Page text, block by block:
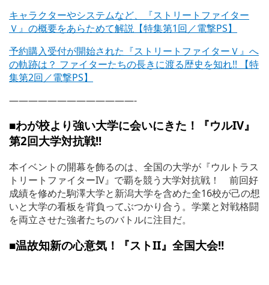
キャラクターやシステムなど、『ストリートファイター
Ｖ』の概要をあらためて解説【特集第1回／電撃PS】
予約購入受付が開始された『ストリートファイターＶ』へ
の軌跡は？ ファイターたちの長きに渡る歴史を知れ!! 【特
集第2回／電撃PS】
—————————————-
■わが校より強い大学に会いにきた！『ウルIV』
第2回大学対抗戦!!
本イベントの開幕を飾るのは、全国の大学が『ウルトラス
トリートファイターIV』で覇を競う大学対抗戦！ 前回好
成績を修めた駒澤大学と新潟大学を含めた全16校が己の想
いと大学の看板を背負ってぶつかり合う。学業と対戦格闘
を両立させた強者たちのバトルに注目だ。
■温故知新の心意気！『ストII』全国大会!!